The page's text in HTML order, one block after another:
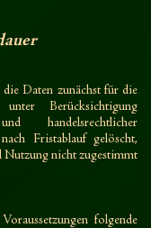
Daten zunächst für die
Berücksichtigung
handelsrechtlicher
Fristablauf gelöscht,
Nutzung nicht zugestimmt
folgende